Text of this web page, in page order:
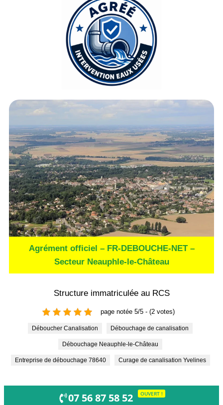
Agrément officiel – FR-DEBOUCHE-NET –
Secteur Neauphle-le-Château
Structure immatriculée au RCS
page notée 5/5 - (2 votes)
Déboucher Canalisation Débouchage de canalisation
Débouchage Neauphle-le-Château
Entreprise de débouchage 78640 Curage de canalisation Yvelines
07 56 87 58 52 OUVERT !